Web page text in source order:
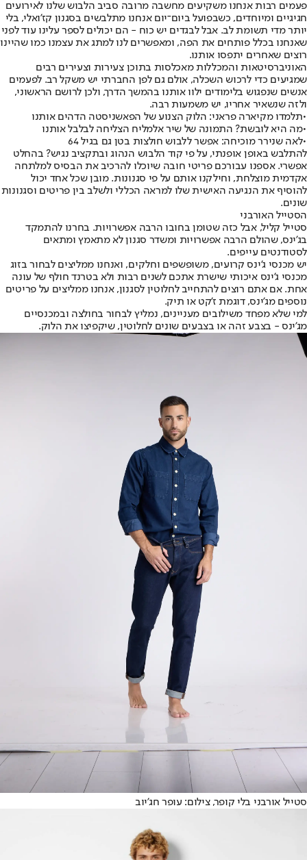
פעמים רבות אנחנו משקיעים מחשבה מרובה סביב הלבוש שלנו לאירועים
חגיגיים ומיוחדים, כשבפועל ביום־יום אנחנו מתלבשים בסגנון קז'ואלי, בלי
יותר מדי תשומת לב. אבל לבגדים יש כוח - הם יכולים לספר עלינו עוד לפני
שאנחנו בכלל פותחים את הפה, ומאפשרים לנו למתג את עצמנו כמו שהיינו
רוצים שאחרים יתפסו אותנו.
האוניברסיטאות והמכללות מאכלסות בתוכן צעירות וצעירים רבים
שמגיעים כדי לרכוש השכלה, אולם גם לפן החברתי יש משקל רב. לפעמים
אנשים שנפגוש בלימודים ילוו אותנו בהמשך הדרך, ולכן לרושם הראשוני,
ולזה שנשאיר אחריו, יש משמעות רבה.
•תלמדו מקיארה פראני: הלוק הצנוע של הפאשניסטה הדהים אותנו
•מה היא לובשת? התמונה של שיר אלמליח הצליחה לבלבל אותנו
•לאה שנירר מוכיחה: אפשר ללבוש חולצות בטן גם בגיל 64
להתלבש באופן אופנתי, על פי קוד הלבוש הנהוג ובתקציב נגיש? בהחלט
אפשרי. אספנו עבורכם פריטי חובה שיוכלו להרכיב את הבסיס למלתחה
אקדמית מוצלחת, וחילקנו אותם על פי סגנונות. מובן שכל אחד יכול
להוסיף את הנגיעה האישית שלו למראה הכללי ולשלב בין פריטים וסגנונות
שונים.
הסטייל האורבני
סטייל קליל, אבל כזה שטומן בחובו הרבה אפשרויות. בחרנו להתמקד
בג'ינס, שהולם הרבה אפשרויות ומשדר סגנון לא מתאמץ ומתאים
לסטודנטים עייפים.
יש מכנסי ג'ינס קרועים, משופשפים וחלקים, ואנחנו ממליצים לבחור בזוג
מכנסי ג'ינס איכותי שישרת אתכם לשנים רבות ולא בטרנד חולף של עונה
אחת. אם אתם רוצים להתחייב לחלוטין לסגנון, אנחנו ממליצים על פריטים
נוספים מג'ינס, דוגמת ז'קט או תיק.
למי שלא מפחד משילובים מעניינים, נמליץ לבחור בחולצה ובמכנסיים
מג'ינס - בצבע זהה או בצבעים שונים לחלוטין, שיקפיצו את הלוק.
סטייל אורבני בלי קופר, צילום: עופר חג'יוב